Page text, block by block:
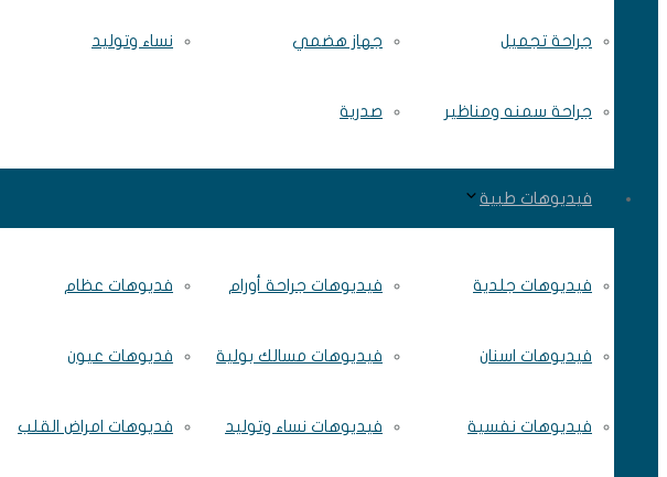
جراحة تجميل
جراحة سمنه ومناظير
جهاز هضمي
صدرية
نساء وتوليد
فيديوهات طبية
فيديوهات جلدية
فيديوهات اسنان
فيديوهات نفسية
فيديوهات جراحة أورام
فيديوهات مسالك بولية
فيديوهات نساء وتوليد
فديوهات عظام
فديوهات عيون
فديوهات امراض القلب